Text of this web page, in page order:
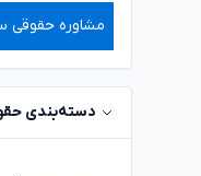
مشاوره حقوقی
دسته‌بندی